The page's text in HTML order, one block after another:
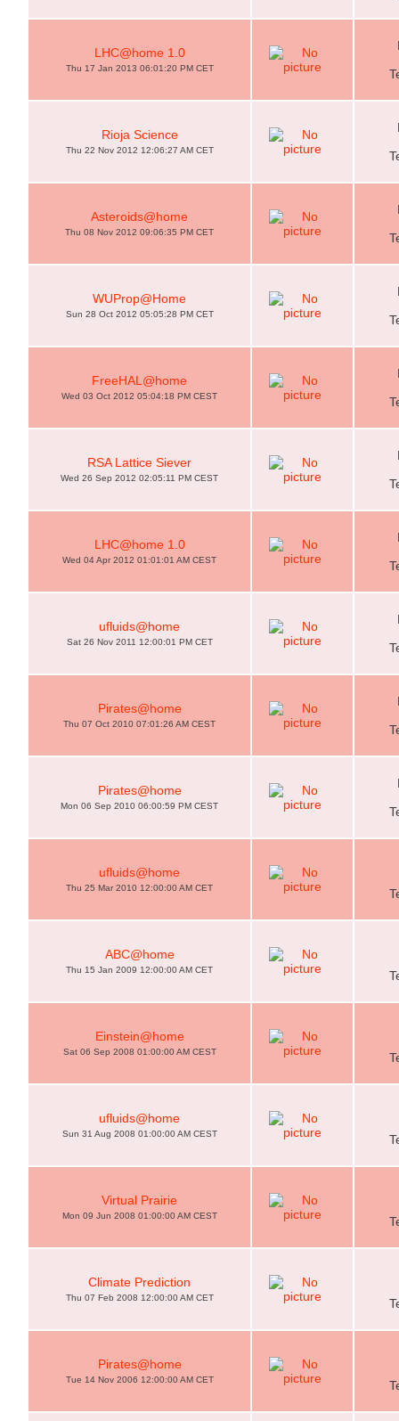
LHC@home 1.0
Thu 17 Jan 2013 06:01:20 PM CET
Rioja Science
Thu 22 Nov 2012 12:06:27 AM CET
Asteroids@home
Thu 08 Nov 2012 09:06:35 PM CET
WUProp@Home
Sun 28 Oct 2012 05:05:28 PM CET
FreeHAL@home
Wed 03 Oct 2012 05:04:18 PM CEST
RSA Lattice Siever
Wed 26 Sep 2012 02:05:11 PM CEST
LHC@home 1.0
Wed 04 Apr 2012 01:01:01 AM CEST
ufluids@home
Sat 26 Nov 2011 12:00:01 PM CET
Pirates@home
Thu 07 Oct 2010 07:01:26 AM CEST
Pirates@home
Mon 06 Sep 2010 06:00:59 PM CEST
ufluids@home
Thu 25 Mar 2010 12:00:00 AM CET
ABC@home
Thu 15 Jan 2009 12:00:00 AM CET
Einstein@home
Sat 06 Sep 2008 01:00:00 AM CEST
ufluids@home
Sun 31 Aug 2008 01:00:00 AM CEST
Virtual Prairie
Mon 09 Jun 2008 01:00:00 AM CEST
Climate Prediction
Thu 07 Feb 2008 12:00:00 AM CET
Pirates@home
Tue 14 Nov 2006 12:00:00 AM CET